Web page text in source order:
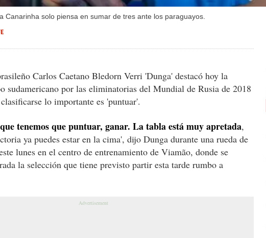
Canarinha solo piensa en sumar de tres ante los paraguayos.
Carlos Caetano Bledorn Verri 'Dunga' destacó hoy la
sudamericano por las eliminatorias del Mundial de Rusia de 2018
lo importante es 'puntuar'.
tenemos que puntuar, ganar. La tabla está muy apretada,
ya puedes estar en la cima', dijo Dunga durante una rueda de
lunes en el centro de entrenamiento de Viamão, donde se
la selección que tiene previsto partir esta tarde rumbo a